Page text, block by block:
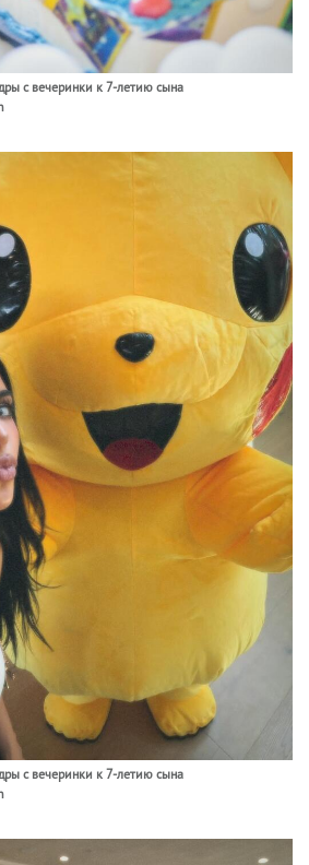
с вечеринки к 7-летию сына
с вечеринки к 7-летию сына